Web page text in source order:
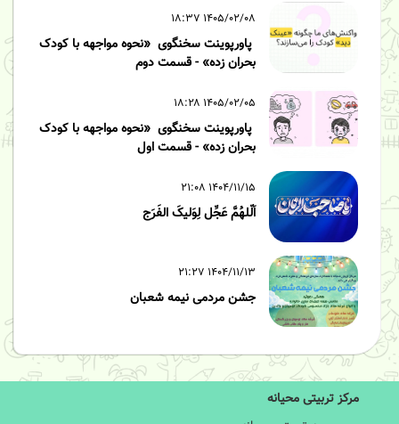
۱۴۰۵/۰۲/۰۸ ۱۸:۳۷
پاورپوینت سخنگوی «نحوه مواجهه با کودک
بحران زده» - قسمت دوم
۱۴۰۵/۰۲/۰۵ ۱۸:۲۸
پاورپوینت سخنگوی «نحوه مواجهه با کودک
بحران زده» - قسمت اول
۱۴۰۴/۱۱/۱۵ ۲۱:۰۸
اَلّلهُمَّ عَجِّل لِوَلیکَ الفَرَج
۱۴۰۴/۱۱/۱۳ ۲۱:۲۷
جشن مردمی نیمه شعبان
مرکز تربیتی محیانه